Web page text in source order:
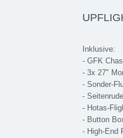
Inklusive:
- GFK
- 3x 27"
- Sonder-
-
- Hotas-
- Button
- High-End